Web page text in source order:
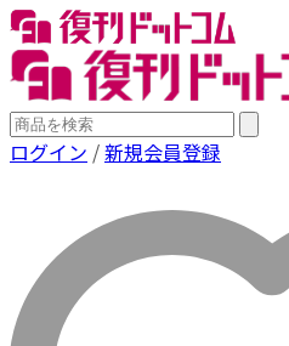
ログイン /新規会員登録